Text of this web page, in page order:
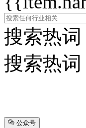
搜索热词
搜索热词
公众号